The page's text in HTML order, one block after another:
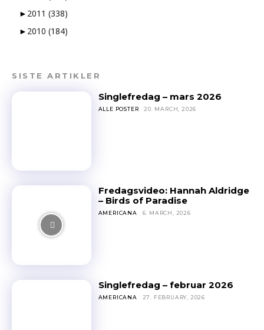
► 2011 (338)
► 2010 (184)
SISTE ARTIKLER
Singlefredag – mars 2026
ALLE POSTER 20. MARCH, 2026
Fredagsvideo: Hannah Aldridge
– Birds of Paradise
AMERICANA 6. MARCH, 2026
Singlefredag – februar 2026
AMERICANA 27. FEBRUARY, 2026